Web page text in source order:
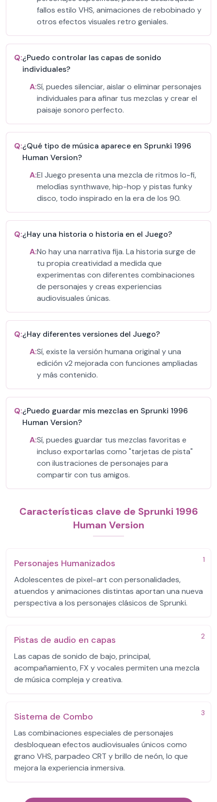
fallos estilo VHS, animaciones de rebobinado y
otros efectos visuales retro geniales.
Q:¿Puedo controlar las capas de sonido
individuales?
A:Sí, puedes silenciar, aislar o eliminar personajes
individuales para afinar tus mezclas y crear el
paisaje sonoro perfecto.
Q:¿Qué tipo de música aparece en Sprunki 1996
Human Version?
A:El Juego presenta una mezcla de ritmos lo-fi,
melodías synthwave, hip-hop y pistas funky
disco, todo inspirado en la era de los 90.
Q:¿Hay una historia o historia en el Juego?
A:No hay una narrativa fija. La historia surge de
tu propia creatividad a medida que
experimentas con diferentes combinaciones
de personajes y creas experiencias
audiovisuales únicas.
Q:¿Hay diferentes versiones del Juego?
A:Sí, existe la versión humana original y una
edición v2 mejorada con funciones ampliadas
y más contenido.
Q:¿Puedo guardar mis mezclas en Sprunki 1996
Human Version?
A:Sí, puedes guardar tus mezclas favoritas e
incluso exportarlas como "tarjetas de pista"
con ilustraciones de personajes para
compartir con tus amigos.
Características clave de Sprunki 1996
Human Version
1
Personajes Humanizados
Adolescentes de pixel-art con personalidades,
atuendos y animaciones distintas aportan una nueva
perspectiva a los personajes clásicos de Sprunki.
2
Pistas de audio en capas
Las capas de sonido de bajo, principal,
acompañamiento, FX y vocales permiten una mezcla
de música compleja y creativa.
3
Sistema de Combo
Las combinaciones especiales de personajes
desbloquean efectos audiovisuales únicos como
grano VHS, parpadeo CRT y brillo de neón, lo que
mejora la experiencia inmersiva.